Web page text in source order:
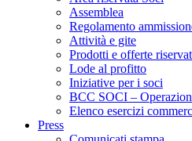
Assemblea
Regolamento
Attività e gite
Prodotti e offerte
Lode al profitto
Iniziative per i soci
BCC SOCI –
Elenco esercizi
Press